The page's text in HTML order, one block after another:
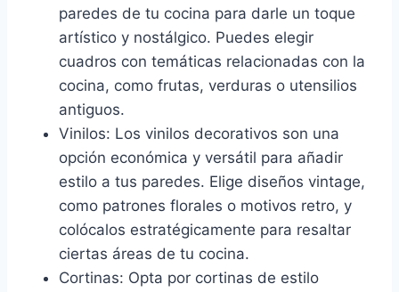
paredes de tu cocina para darle un toque
artístico y nostálgico. Puedes elegir
cuadros con temáticas relacionadas con la
cocina, como frutas, verduras o utensilios
antiguos.
Vinilos: Los vinilos decorativos son una
opción económica y versátil para añadir
estilo a tus paredes. Elige diseños vintage,
como patrones florales o motivos retro, y
colócalos estratégicamente para resaltar
ciertas áreas de tu cocina.
Cortinas: Opta por cortinas de estilo